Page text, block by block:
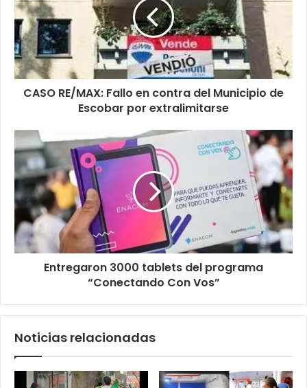
CASO RE/MAX: Fallo en contra del Municipio de
Escobar por extralimitarse
Entregaron 3000 tablets del programa
“Conectando Con Vos”
Noticias relacionadas